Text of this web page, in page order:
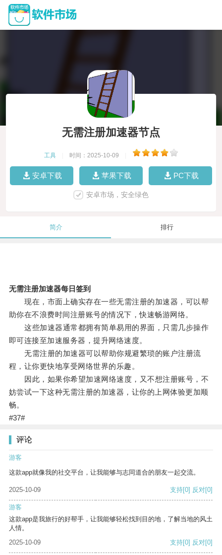
无需注册加速器节点
工具 时间：2025-10-09
安卓下载 苹果下载 PC下载
安卓市场，安全绿色
简介 排行
无需注册加速器每日签到
现在，市面上确实存在一些无需注册的加速器，可以帮
助你在不浪费时间注册账号的情况下，快速畅游网络。
这些加速器通常都拥有简单易用的界面，只需几步操作
即可连接至加速服务器，提升网络速度。
无需注册的加速器可以帮助你规避繁琐的账户注册流
程，让你更快地享受网络世界的乐趣。
因此，如果你希望加速网络速度，又不想注册账号，不
妨尝试一下这种无需注册的加速器，让你的上网体验更加顺
畅。
#37#
评论
游客
这款app就像我的社交平台，让我能够与志同道合的朋友一起交流。
2025-10-09 支持[0] 反对[0]
游客
这款app是我旅行的好帮手，让我能够轻松找到目的地，了解当地的风土
人情。
2025-10-09
支持[0] 反对[0]